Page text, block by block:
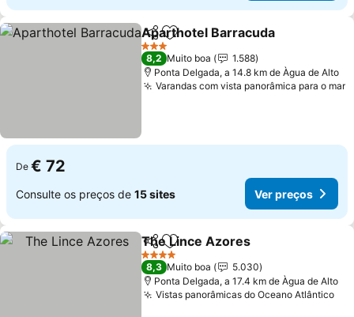
PartilharAdicionar aos favoritos
Aparthotel Barracuda
3 Estrelas
8,2 Muito boa
1.588
Ponta Delgada, a 14.8 km de Àgua de Alto
Varandas com vista panorâmica para o mar
De € 72
Consulte os preços de 15 sites Ver preços
PartilharAdicionar aos favoritos
The Lince Azores
4 Estrelas
8,3 Muito boa
5.030
Ponta Delgada, a 17.4 km de Àgua de Alto
Vistas panorâmicas do Oceano Atlântico